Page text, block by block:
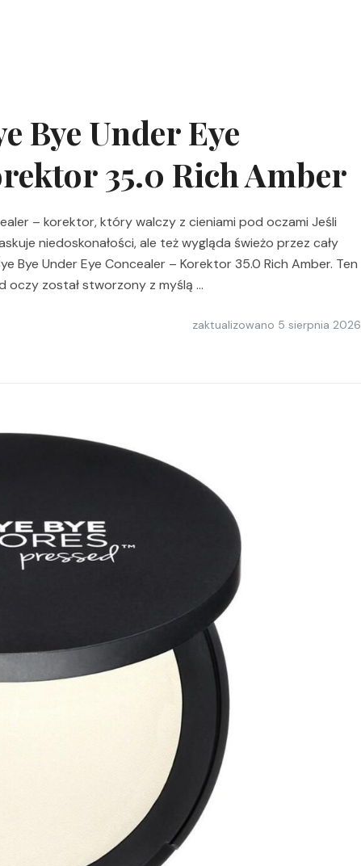
Bye Under Eye
35.0 Rich Amber
– korektor, który walczy z cieniami pod oczami Jeśli
niedoskonałości, ale też wygląda świeżo przez cały
Bye Under Eye Concealer – Korektor 35.0 Rich Amber. Ten
został stworzony z myślą …
zaktualizowano 5 sierpnia 2026